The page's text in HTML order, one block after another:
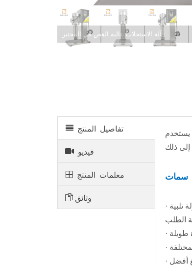
آلة الاستحلاب عالية القص في المختبر
تفاصيل المنتج
فيديو
معلمات المنتج
وثائق
يستخدم
سمات
· إنها تعتمد محركًا غير متزامن ثلاثي الطور، لا يوجد شرر/غبار، أداء أمان عالي، ضوضاء منخفضة وطاقة كافية، ويمكنها بسهولة تلبية